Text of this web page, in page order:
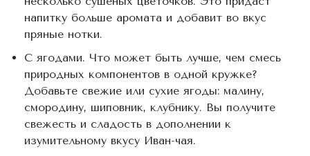
напитку больше аромата и добавит во вкус
пряные нотки.
С ягодами. Что может быть лучше, чем смесь
природных компонентов в одной кружке?
Добавьте свежие или сухие ягоды: малину,
смородину, шиповник, клубнику. Вы получите
свежесть и сладость в дополнении к
изумительному вкусу Иван-чая.